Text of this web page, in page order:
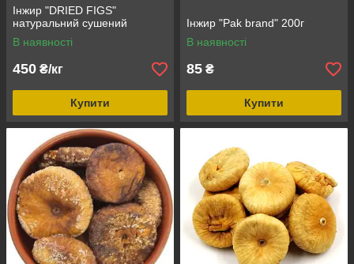
Інжир "DRIED FIGS"
натуральний сушений
В наявності
450 ₴/кг
Купити
Інжир "Pak brand" 200г
В наявності
85 ₴
Купити